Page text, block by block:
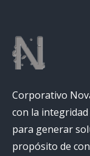
Corporativo
con la
para generar
propósito de